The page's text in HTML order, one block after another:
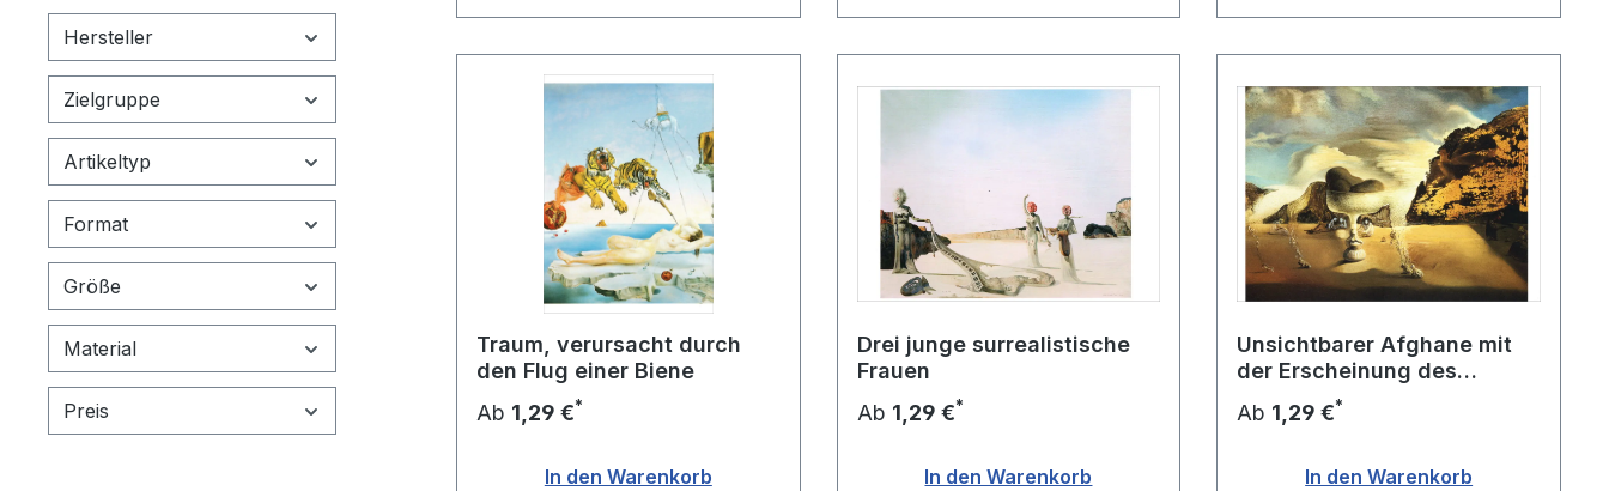
Hersteller
Zielgruppe
Artikeltyp
Format
Größe
Material
Preis
Traum, verursacht durch
den Flug einer Biene
Ab 1,29 €*
In den Warenkorb
Drei junge surrealistische
Frauen
Ab 1,29 €*
In den Warenkorb
Unsichtbarer Afghane mit
der Erscheinung des
Ab 1,29 €*
In den Warenkorb